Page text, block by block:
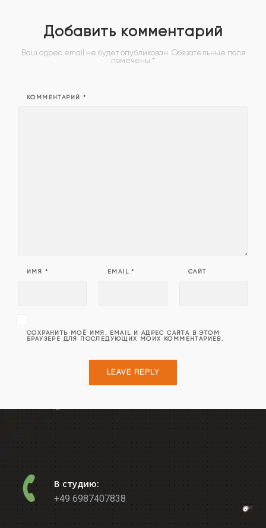
Добавить комментарий
Ваш адрес email не будет опубликован. Обязательные поля
помечены *
КОММЕНТАРИЙ *
ИМЯ * EMAIL* САЙТ
СОХРАНИТЬ МОЁ ИМЯ, EMAIL И АДРЕС САЙТА В ЭТОМ
БРАУЗЕРЕ ДЛЯ ПОСЛЕДУЮЩИХ МОИХ КОММЕНТАРИЕВ.
В студию:
+49 6987407838